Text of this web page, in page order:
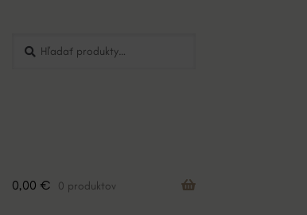
0,00 € 0 produktov